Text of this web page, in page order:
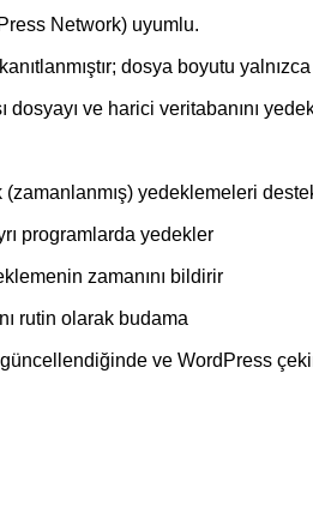
Network) uyumlu.
dosya boyutu yalnızca
dosyayı ve harici veritabanını
yedeklemeleri
programlarda yedekler
zamanını bildirir
rutin olarak budama
ve WordPress